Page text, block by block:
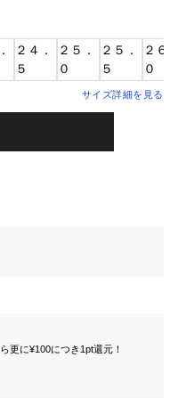
２４．
５
２５．
０
２５．
５
２６
０
サイズ詳細を見る
更に¥100につき1pt還元！